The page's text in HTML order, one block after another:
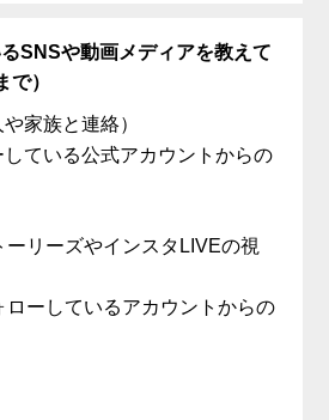
SNSや動画メディアを教えて
で）
家族と連絡）
している公式アカウントからの
ーリーズやインスタLIVEの視
ローしているアカウントからの